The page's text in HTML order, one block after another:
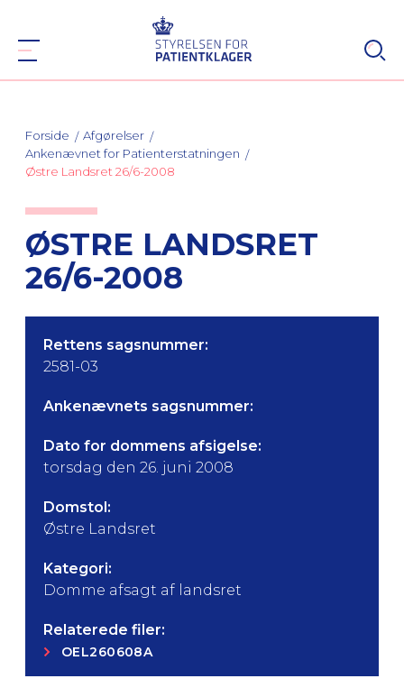
Forside
Afgørelser
Ankenævnet for Patienterstatningen
Østre Landsret 26/6-2008
ØSTRE LANDSRET
26/6-2008
Rettens sagsnummer:
2581-03
Ankenævnets sagsnummer:
Dato for dommens afsigelse:
torsdag den 26. juni 2008
Domstol:
Østre Landsret
Kategori:
Domme afsagt af landsret
Relaterede filer:
OEL260608A